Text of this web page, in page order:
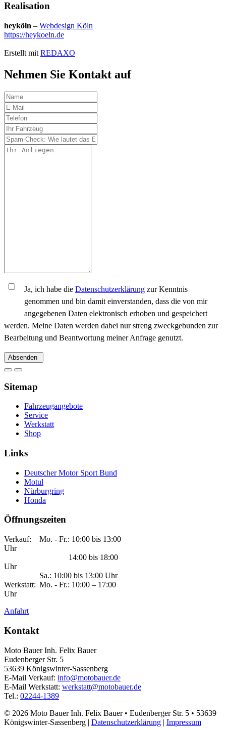
Realisation
heyköln – Webdesign Köln
https://heykoeln.de
Erstellt mit REDAXO
Nehmen Sie Kontakt auf
Ja, ich habe die Datenschutzerklärung zur Kenntnis
genommen und bin damit einverstanden, dass die von mir
angegebenen Daten elektronisch erhoben und gespeichert
werden. Meine Daten werden dabei nur streng zweckgebunden zur
Bearbeitung und Beantwortung meiner Anfrage genutzt.
Absenden
Sitemap
Fahrzeugangebote
Service
Werkstatt
Shop
Links
Deutscher Motor Sport Bund
Motul
Nürburgring
Honda
Öffnungszeiten
Verkauf:
Mo. - Fr.: 10:00 bis 13:00
Uhr
14:00 bis 18:00
Uhr
Sa.: 10:00 bis 13:00 Uhr
Werkstatt: Mo. - Fr.: 10:00 – 17:00
Uhr
Anfahrt
Kontakt
Moto Bauer Inh. Felix Bauer
Eudenberger Str. 5
53639 Königswinter-Sassenberg
E-Mail Verkauf: info@motobauer.de
E-Mail Werkstatt: werkstatt@motobauer.de
Tel.: 02244-1389
© 2026 Moto Bauer Inh. Felix Bauer • Eudenberger Str. 5 • 53639
Königswinter-Sassenberg | Datenschutzerklärung | Impressum